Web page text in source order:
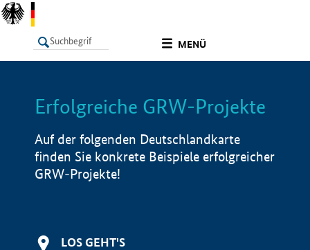
MENÜ
LISTE Info
Erfolgreiche GRW-Projekte
Auf der folgenden Deutschlandkarte
finden Sie konkrete Beispiele erfolgreicher
GRW-Projekte!
LOS GEHT'S